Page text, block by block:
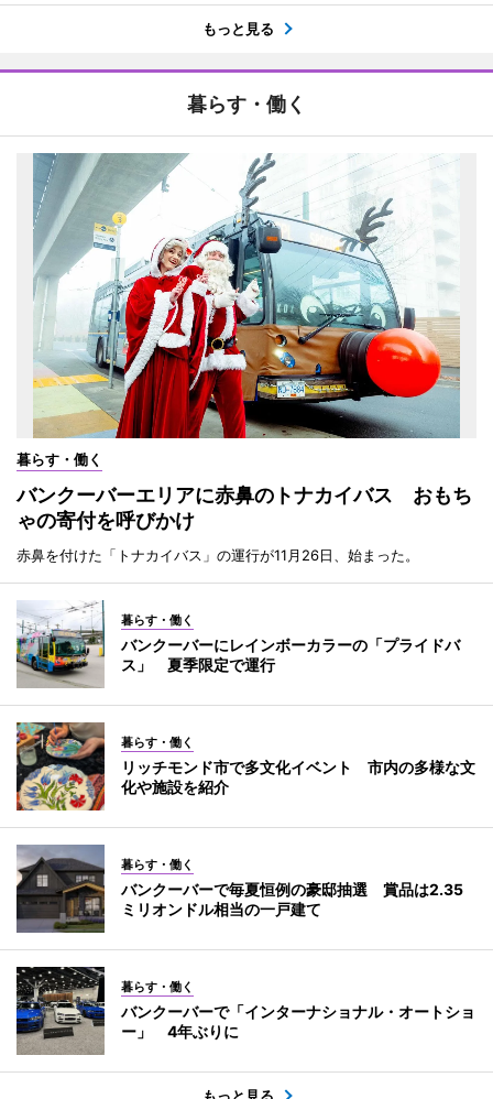
もっと見る
暮らす・働く
暮らす・働く
バンクーバーエリアに赤鼻のトナカイバス おもち
ゃの寄付を呼びかけ
赤鼻を付けた「トナカイバス」の運行が11月26日、始まった。
暮らす・働く
バンクーバーにレインボーカラーの「プライドバ
ス」 夏季限定で運行
暮らす・働く
リッチモンド市で多文化イベント 市内の多様な文
化や施設を紹介
暮らす・働く
バンクーバーで毎夏恒例の豪邸抽選 賞品は2.35
ミリオンドル相当の一戸建て
暮らす・働く
バンクーバーで「インターナショナル・オートショ
ー」 4年ぶりに
もっと見る